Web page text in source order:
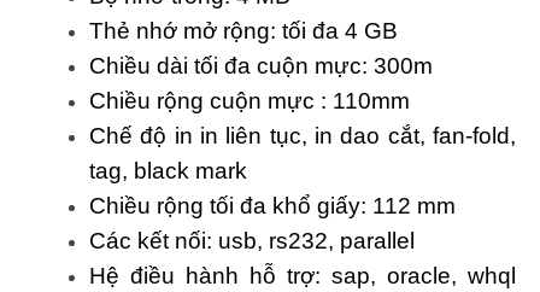
Thẻ nhớ mở rộng: tối đa 4 GB
Chiều dài tối đa cuộn mực: 300m
Chiều rộng cuộn mực : 110mm
Chế độ in in liên tục, in dao cắt, fan-fold,
tag, black mark
Chiều rộng tối đa khổ giấy: 112 mm
Các kết nối: usb, rs232, parallel
Hệ điều hành hỗ trợ: sap, oracle, whql